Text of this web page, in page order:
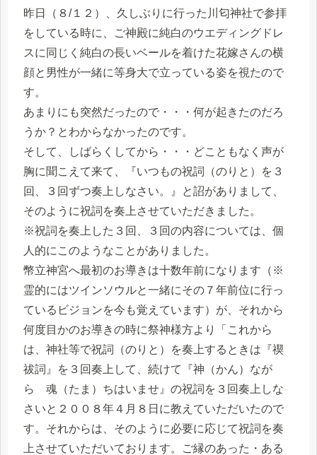
昨日（８/１２）、久しぶりに行った川匂神社で参拝
をしている時に、ご神殿に純白のウエディングドレ
スに同じく純白の長いベールを着けた花嫁さんの横
顔と男性が一緒に等身大で立っている姿を視たので
す。
あまりにも突然だったので・・・何が起きたのだろ
うか？とわからなかったのです。
そして、しばらくしてから・・・どこともなく声が
胸に聞こえて来て、『いつもの祝詞（のりと）を３
回、３回ずつ奏上しなさい。』と詔がありまして、
そのように祝詞を奏上させていただきました。
※祝詞を奏上した３回、３回の内容については、個
人的にこのようなことがありました。
幣立神宮へ最初のお導きは十数年前になります（※
霊的にはツインソウルと一緒にその７年前位に行っ
ているビジョンを今も覚えています）が、それから
何度目かのお導きの時に祭神様方より「これから
は、神社等で祝詞（のりと）を奏上するときは『禊
祓詞』を３回奏上して、続けて『神（かん）なが
ら 魂（たま）ちはいませ』の祝詞を３回奏上しな
さいと２００８年４月８日に教えていただいたので
す。それからは、そのように必要に応じて祝詞を奏
上させていただいております。ご縁のあった・ある